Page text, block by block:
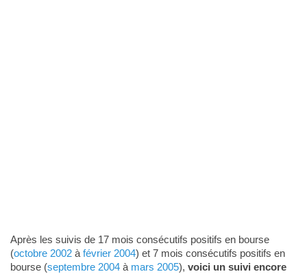
Après les suivis de 17 mois consécutifs positifs en bourse
(octobre 2002à février 2004) et 7 mois consécutifs positifs en
bourse (septembre 2004à mars 2005), voici un suivi encore